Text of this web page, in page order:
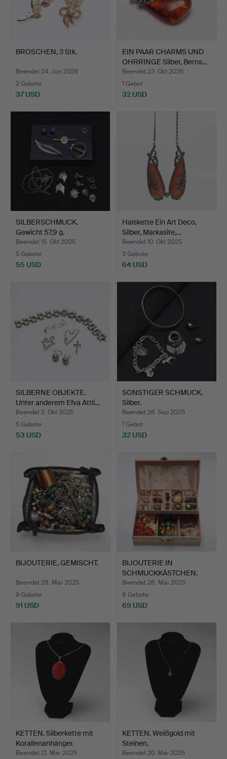
BROSCHEN, 3 Stk.
Beendet 24. Jun 2026
2 Gebote
37 USD
EIN PAAR CHARMS UND
OHRRINGE Silber, Berns…
Beendet 23. Okt 2025
1 Gebot
32 USD
SILBERSCHMUCK.
Gewicht 57,9 g.
Beendet 15. Okt 2025
5 Gebote
55 USD
Halskette Ein Art Deco,
Silber, Markasite,…
Beendet 10. Okt 2025
3 Gebote
64 USD
SILBERNE OBJEKTE.
Unter anderem Efva Attli…
Beendet 3. Okt 2025
5 Gebote
53 USD
SONSTIGER SCHMUCK,
Silber.
Beendet 26. Sep 2025
1 Gebot
32 USD
BIJOUTERIE, GEMISCHT.
Beendet 28. Mär 2025
9 Gebote
91 USD
BIJOUTERIE IN
SCHMUCKKÄSTCHEN.
Beendet 28. Mär 2025
8 Gebote
69 USD
KETTEN. Silberkette mit
Korallenanhänger.
Beendet 21. Mär 2025
KETTEN. Weißgold mit
Steinen.
Beendet 20. Mär 2025